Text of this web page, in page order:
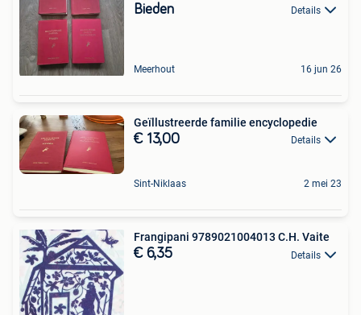
Bieden Details
Meerhout 16 jun 26
Geïllustreerde familie encyclopedie
€ 13,00 Details
Sint-Niklaas 2 mei 23
Frangipani 9789021004013 C.H. Vaite
€ 6,35 Details